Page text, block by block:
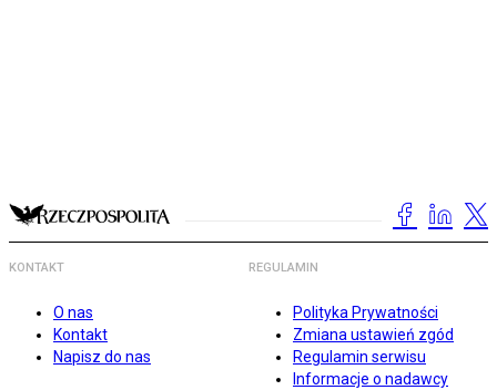
KONTAKT
O nas
Kontakt
Napisz do nas
REGULAMIN
Polityka Prywatności
Zmiana ustawień zgód
Regulamin serwisu
Informacje o nadawcy